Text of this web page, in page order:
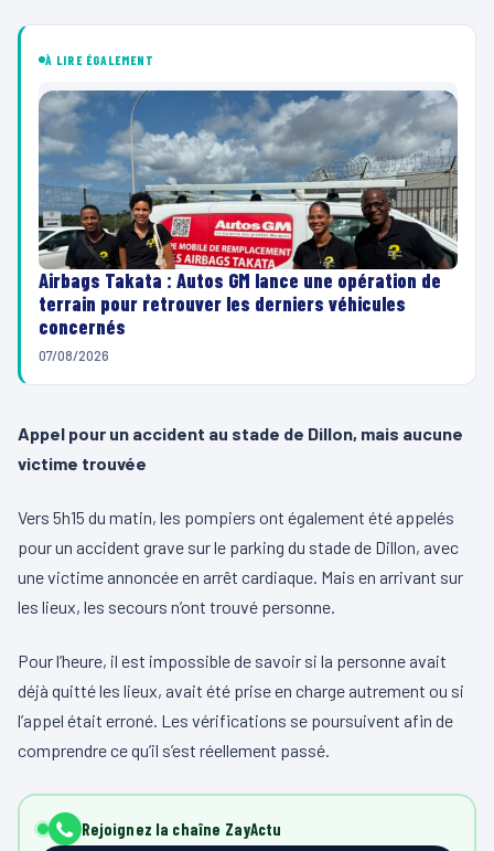
À LIRE ÉGALEMENT
Airbags Takata : Autos GM lance une opération de
terrain pour retrouver les derniers véhicules
concernés
07/08/2026
Appel pour un accident au stade de Dillon, mais aucune
victime trouvée
Vers 5h15 du matin, les pompiers ont également été appelés
pour un accident grave sur le parking du stade de Dillon, avec
une victime annoncée en arrêt cardiaque. Mais en arrivant sur
les lieux, les secours n’ont trouvé personne.
Pour l’heure, il est impossible de savoir si la personne avait
déjà quitté les lieux, avait été prise en charge autrement ou si
l’appel était erroné. Les vérifications se poursuivent afin de
comprendre ce qu’il s’est réellement passé.
Rejoignez la chaîne ZayActu